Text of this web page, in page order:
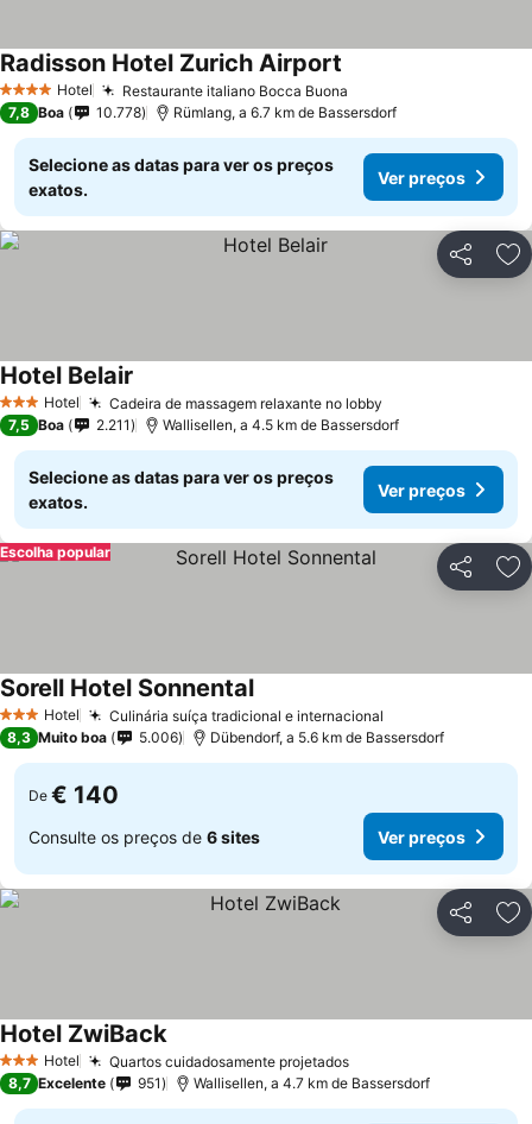
4 EstrelasHotel Restaurante italiano Bocca Buona
Radisson Hotel Zurich Airport
7,8 Boa 10.778 Rümlang, a 6.7 km de Bassersdorf
Selecione as datas para ver os preços
exatos.
Ver preços
Partilhar
3 EstrelasHotel Cadeira de massagem relaxante no lobby
Hotel Belair
7,5 Boa 2.211 Wallisellen, a 4.5 km de Bassersdorf
Selecione as datas para ver os preços
exatos.
Ver preços
Partilhar
Escolha popular
3 EstrelasHotel Culinária suíça tradicional e internacional
Sorell Hotel Sonnental
8,3 Muito boa 5.006 Dübendorf, a 5.6 km de Bassersdorf
De € 140
Consulte os preços de 6 sites Ver preços
Partilhar
3 EstrelasHotel Quartos cuidadosamente projetados
Hotel ZwiBack
8,7 Excelente 951 Wallisellen, a 4.7 km de Bassersdorf